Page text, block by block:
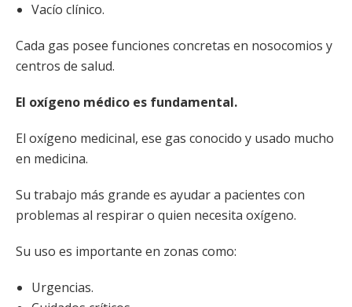
Vacío clínico.
Cada gas posee funciones concretas en nosocomios y
centros de salud.
El oxígeno médico es fundamental.
El oxígeno medicinal, ese gas conocido y usado mucho
en medicina.
Su trabajo más grande es ayudar a pacientes con
problemas al respirar o quien necesita oxígeno.
Su uso es importante en zonas como:
Urgencias.